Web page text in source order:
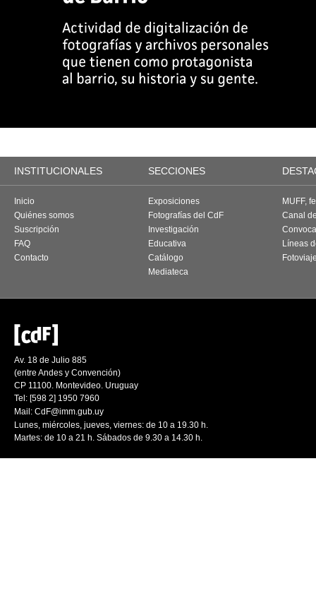
INSTITUCIONALES SECCIONES
Inicio
Quiénes somos
Suscripción
FAQ
Contacto
Exposiciones
Fotografías del CdF
Investigación
Educativa
Catálogo
Mediateca
MUFF,
Canal
Líneas
Av. 18 de Julio 885
(entre Andes y Convención)
CP 11100. Montevideo. Uruguay
Tel: [598 2] 1950 7960
Mail: CdF@imm.gub.uy
Lunes, miércoles, jueves, viernes: de 10 a 19.30 h.
Martes: de 10 a 21 h. Sábados de 9.30 a 14.30 h.